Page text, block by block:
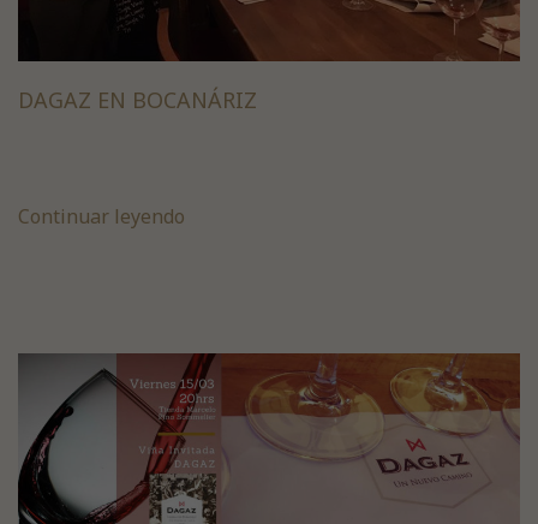
DAGAZ EN BOCANÁRIZ
Continuar leyendo